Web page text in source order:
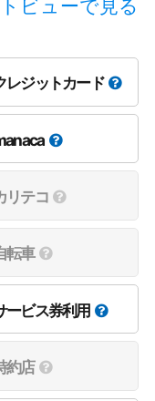
ビューで見る
レジットカード
リテコ
転車
ービス券利用
約店